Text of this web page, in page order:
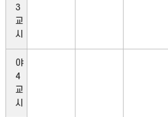
3
교
시
야
4
교
시